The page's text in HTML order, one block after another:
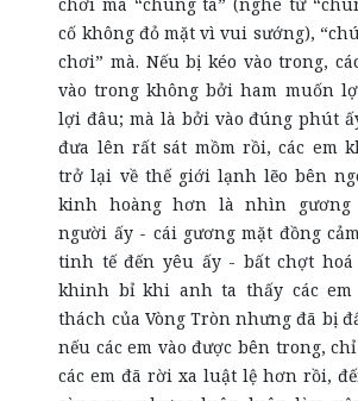
cố không đỏ mặt vì vui sướng),
chơi” mà. Nếu bị kéo vào trong,
vào trong không bởi ham muốn
lợi đâu; mà là bởi vào đúng phút
đưa lên rất sát mồm rồi, các em
trở lại về thế giới lạnh lẽo bên
kinh hoàng hơn là nhìn gương
người ấy - cái gương mặt đồng
tinh tế đến yêu ấy - bất chợt
khinh bỉ khi anh ta thấy các
thách của Vòng Tròn nhưng đã bị
nếu các em vào được bên trong,
các em đã rời xa luật lệ hơn rồi,